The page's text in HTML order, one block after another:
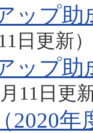
ップ
日更新）
ップ
月11日更
2020